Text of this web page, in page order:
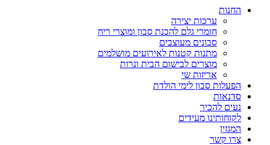
החנות
ערכות יצירה
חומרי גלם להכנת סבון ומוצרי ריח
סבונים מעוצבים
מתנות קטנות לאירועים מושלמים
מוצרים לבישום הבית ונרות
אריזות שי
הפעלות סבון לימי הולדת
סדנאות
נעים להכיר
לקוחותינו מעידים
המגזין
צרו קשר